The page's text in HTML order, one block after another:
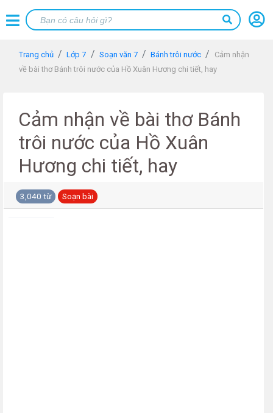
Trang chủ Lớp 7 Soạn văn 7 Bánh trôi nước
Cảm nhận
về bài thơ Bánh trôi nước của Hồ Xuân Hương chi tiết, hay
Cảm nhận về bài thơ Bánh
trôi nước của Hồ Xuân
Hương chi tiết, hay
3,040 từ Soạn bài